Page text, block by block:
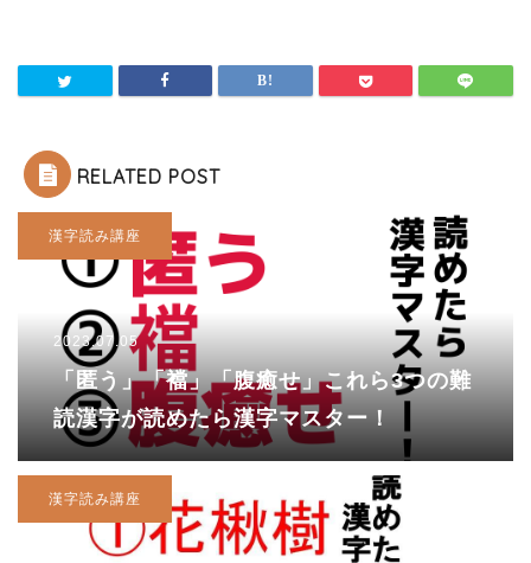
RELATED POST
漢字読み講座
2023.07.05
「匿う」「襠」「腹癒せ」これら3つの難
読漢字が読めたら漢字マスター！
漢字読み講座